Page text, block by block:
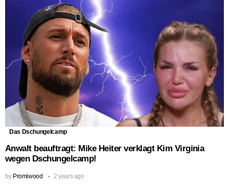
Das Dschungelcamp
Anwalt beauftragt: Mike Heiter verklagt Kim Virginia
wegen Dschungelcamp!
by Promiwood 2 years ago